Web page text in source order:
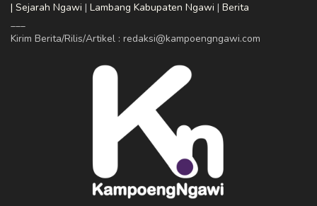
| Sejarah Ngawi | Lambang Kabupaten Ngawi | Berita
___
Kirim Berita/Rilis/Artikel : redaksi@kampoengngawi.com